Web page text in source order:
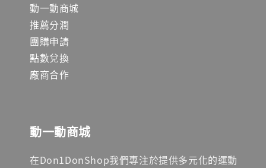
動一動商城
推薦分潤
團購申請
點數兌換
廠商合作
動一動商城
在Don1DonShop我們專注於提供多元化的運動